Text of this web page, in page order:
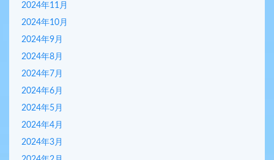
2024年11月
2024年10月
2024年9月
2024年8月
2024年7月
2024年6月
2024年5月
2024年4月
2024年3月